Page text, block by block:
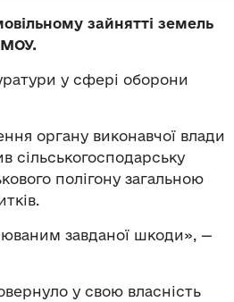
зайнятті земель
МОУ.
у сфері оборони
органу виконавчої влади
сільськогосподарську
полігону загальною
завданої шкоди», —
у свою власність